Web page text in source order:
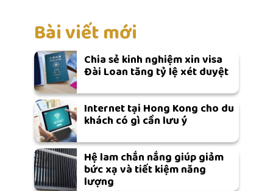
Bài viết mới
Chia sẻ kinh nghiệm xin visa
Đài Loan tăng tỷ lệ xét duyệt
Internet tại Hong Kong cho du
khách có gì cần lưu ý
Hệ lam chắn nắng giúp giảm
bức xạ và tiết kiệm năng
lượng